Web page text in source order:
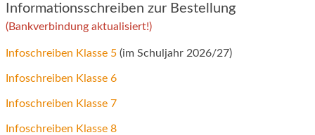
Informationsschreiben zur Bestellung
(Bankverbindung aktualisiert!)
Infoschreiben Klasse 5 (im Schuljahr 2026/27)
Infoschreiben Klasse 6
Infoschreiben Klasse 7
Infoschreiben Klasse 8